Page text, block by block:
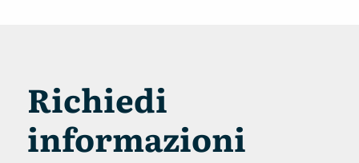
Richiedi
informazioni